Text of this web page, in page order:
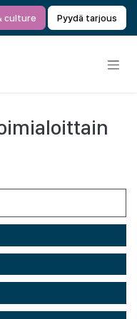
culture Pyydä tarjous